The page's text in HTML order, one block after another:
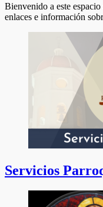
Bienvenido a este
enlaces e información
Servicios